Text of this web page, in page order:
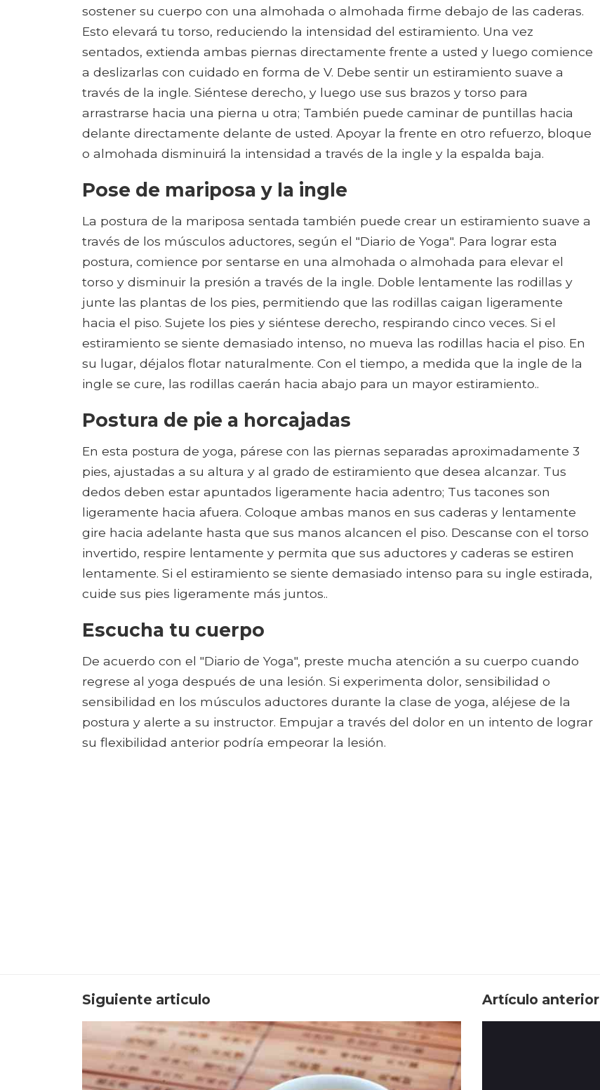
sostener su cuerpo con una almohada o almohada firme debajo de las caderas.
Esto elevará tu torso, reduciendo la intensidad del estiramiento. Una vez
sentados, extienda ambas piernas directamente frente a usted y luego comience
a deslizarlas con cuidado en forma de V. Debe sentir un estiramiento suave a
través de la ingle. Siéntese derecho, y luego use sus brazos y torso para
arrastrarse hacia una pierna u otra; También puede caminar de puntillas hacia
delante directamente delante de usted. Apoyar la frente en otro refuerzo, bloque
o almohada disminuirá la intensidad a través de la ingle y la espalda baja.
Pose de mariposa y la ingle
La postura de la mariposa sentada también puede crear un estiramiento suave a
través de los músculos aductores, según el "Diario de Yoga". Para lograr esta
postura, comience por sentarse en una almohada o almohada para elevar el
torso y disminuir la presión a través de la ingle. Doble lentamente las rodillas y
junte las plantas de los pies, permitiendo que las rodillas caigan ligeramente
hacia el piso. Sujete los pies y siéntese derecho, respirando cinco veces. Si el
estiramiento se siente demasiado intenso, no mueva las rodillas hacia el piso. En
su lugar, déjalos flotar naturalmente. Con el tiempo, a medida que la ingle de la
ingle se cure, las rodillas caerán hacia abajo para un mayor estiramiento..
Postura de pie a horcajadas
En esta postura de yoga, párese con las piernas separadas aproximadamente 3
pies, ajustadas a su altura y al grado de estiramiento que desea alcanzar. Tus
dedos deben estar apuntados ligeramente hacia adentro; Tus tacones son
ligeramente hacia afuera. Coloque ambas manos en sus caderas y lentamente
gire hacia adelante hasta que sus manos alcancen el piso. Descanse con el torso
invertido, respire lentamente y permita que sus aductores y caderas se estiren
lentamente. Si el estiramiento se siente demasiado intenso para su ingle estirada,
cuide sus pies ligeramente más juntos..
Escucha tu cuerpo
De acuerdo con el "Diario de Yoga", preste mucha atención a su cuerpo cuando
regrese al yoga después de una lesión. Si experimenta dolor, sensibilidad o
sensibilidad en los músculos aductores durante la clase de yoga, aléjese de la
postura y alerte a su instructor. Empujar a través del dolor en un intento de lograr
su flexibilidad anterior podría empeorar la lesión.
Siguiente articulo Artículo anterior